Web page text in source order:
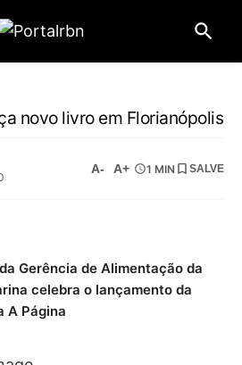
novo livro em Florianópolis
A- A+ 1 MIN SALVE
Gerência de Alimentação da
celebra o lançamento da
A Página